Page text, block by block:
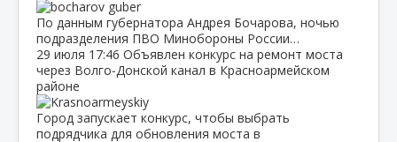
По данным губернатора Андрея Бочарова, ночью
подразделения ПВО Минобороны России…
29 июля 17:46 Объявлен конкурс на ремонт моста
через Волго‑Донской канал в Красноармейском
районе
Город запускает конкурс, чтобы выбрать
подрядчика для обновления моста в